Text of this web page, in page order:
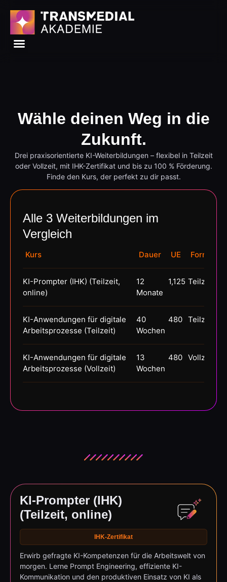
Wähle deinen Weg in die
Zukunft.
Drei praxisorientierte KI-Weiterbildungen – flexibel in Teilzeit
oder Vollzeit, mit IHK-Zertifikat und bis zu 100 % Förderung.
Finde den Kurs, der perfekt zu dir passt.
Alle 3 Weiterbildungen im
Vergleich
Kurs Dauer UE Format
KI-Prompter (IHK) (Teilzeit,
online)
12
Monate
1,125 Teilzeit
KI-Anwendungen für digitale
Arbeitsprozesse (Teilzeit)
40
Wochen
480 Teilzeit
KI-Anwendungen für digitale
Arbeitsprozesse (Vollzeit)
13
Wochen
480 Vollzeit
KI-Prompter (IHK)
(Teilzeit, online)
IHK-Zertifikat
Erwirb gefragte KI-Kompetenzen für die Arbeitswelt von
morgen. Lerne Prompt Engineering, effiziente KI-
Kommunikation und den produktiven Einsatz von KI als